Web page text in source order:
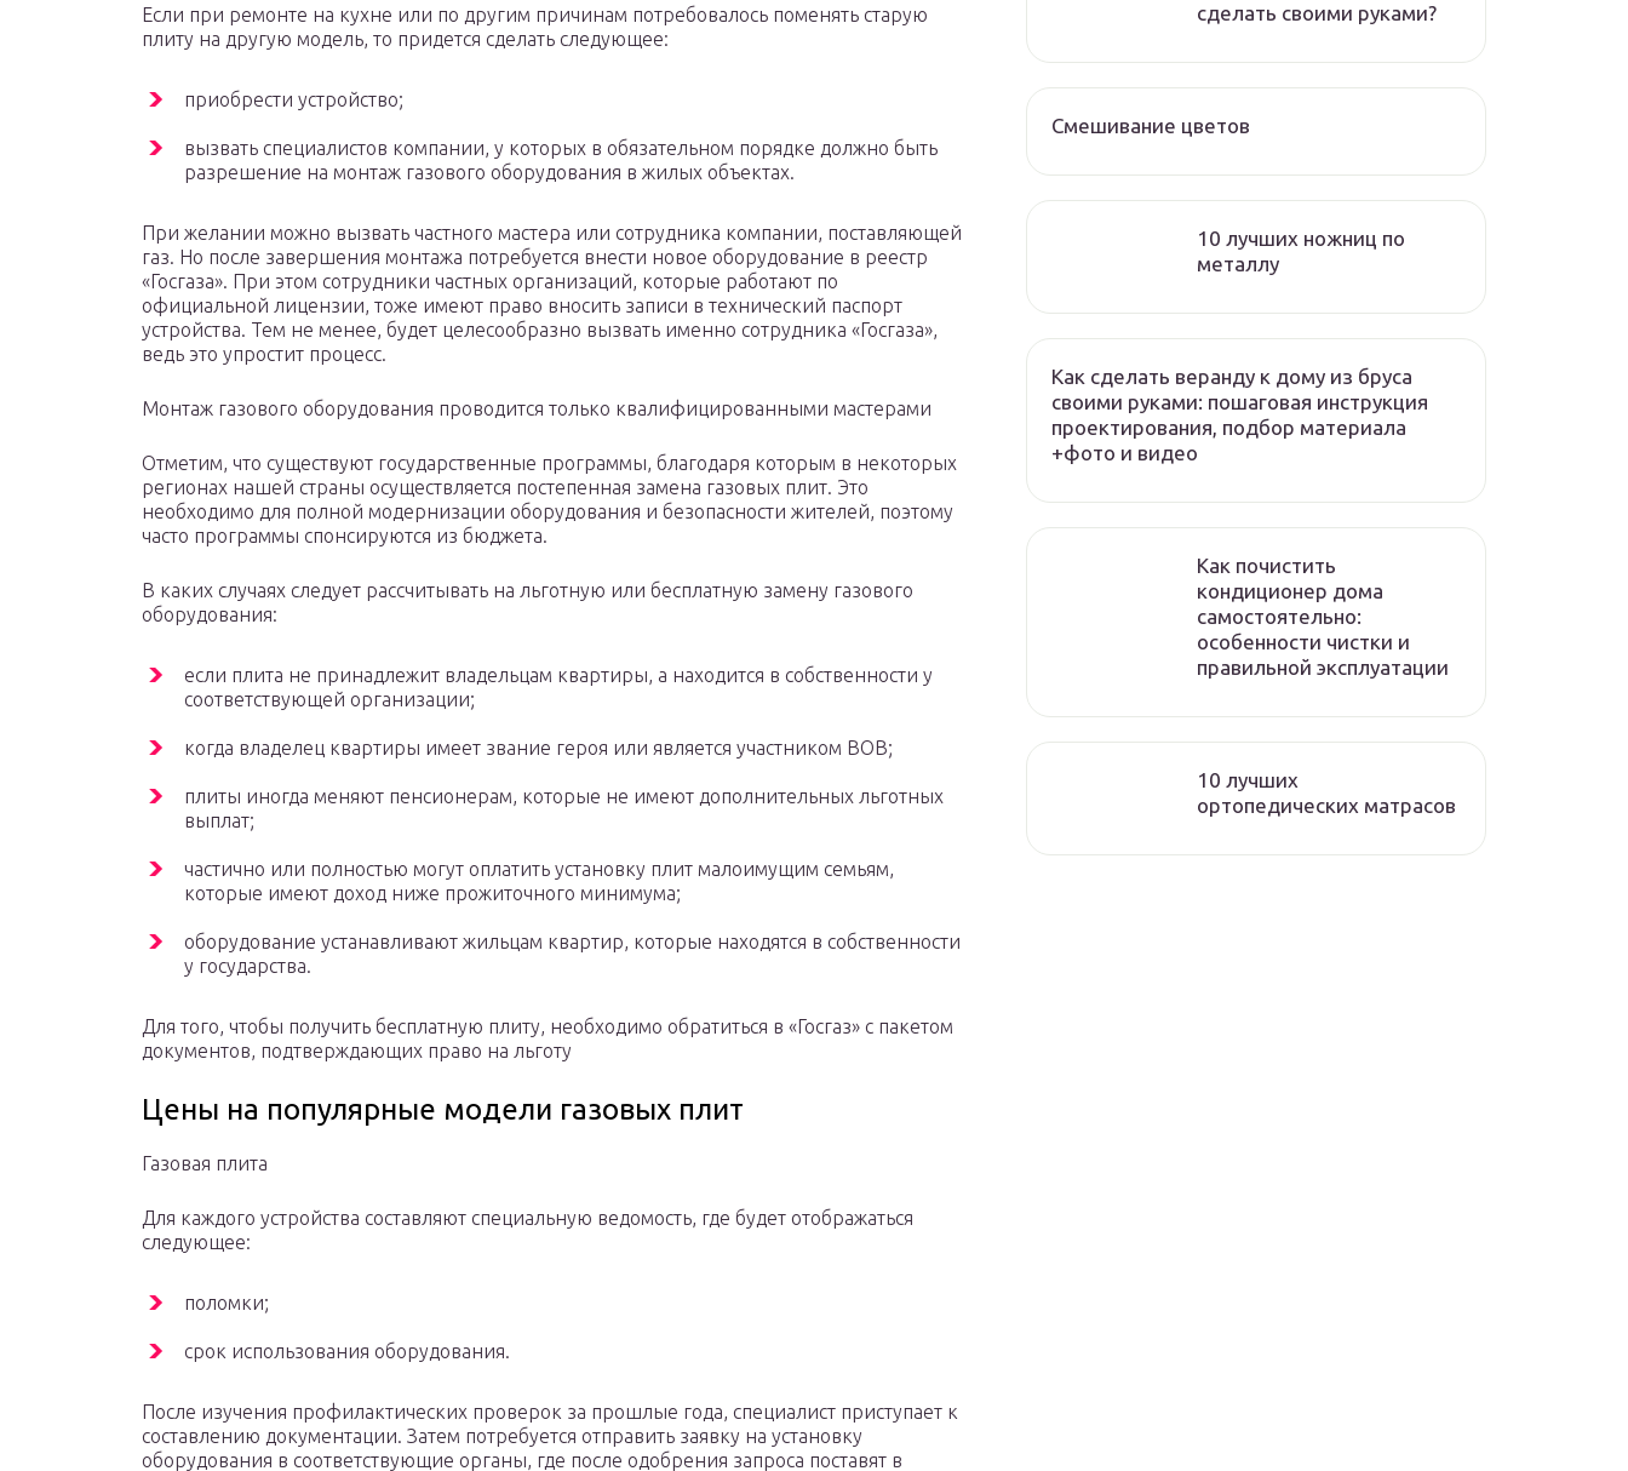
Если при ремонте на кухне или по другим причинам потребовалось поменять старую
плиту на другую модель, то придется сделать следующее:
приобрести устройство;
вызвать специалистов компании, у которых в обязательном порядке должно быть
разрешение на монтаж газового оборудования в жилых объектах.
При желании можно вызвать частного мастера или сотрудника компании, поставляющей
газ. Но после завершения монтажа потребуется внести новое оборудование в реестр
«Госгаза». При этом сотрудники частных организаций, которые работают по
официальной лицензии, тоже имеют право вносить записи в технический паспорт
устройства. Тем не менее, будет целесообразно вызвать именно сотрудника «Госгаза»,
ведь это упростит процесс.
Монтаж газового оборудования проводится только квалифицированными мастерами
Отметим, что существуют государственные программы, благодаря которым в некоторых
регионах нашей страны осуществляется постепенная замена газовых плит. Это
необходимо для полной модернизации оборудования и безопасности жителей, поэтому
часто программы спонсируются из бюджета.
В каких случаях следует рассчитывать на льготную или бесплатную замену газового
оборудования:
если плита не принадлежит владельцам квартиры, а находится в собственности у
соответствующей организации;
когда владелец квартиры имеет звание героя или является участником ВОВ;
плиты иногда меняют пенсионерам, которые не имеют дополнительных льготных
выплат;
частично или полностью могут оплатить установку плит малоимущим семьям,
которые имеют доход ниже прожиточного минимума;
оборудование устанавливают жильцам квартир, которые находятся в собственности
у государства.
Для того, чтобы получить бесплатную плиту, необходимо обратиться в «Госгаз» с пакетом
документов, подтверждающих право на льготу
Цены на популярные модели газовых плит
Газовая плита
Для каждого устройства составляют специальную ведомость, где будет отображаться
следующее:
поломки;
срок использования оборудования.
После изучения профилактических проверок за прошлые года, специалист приступает к
составлению документации. Затем потребуется отправить заявку на установку
оборудования в соответствующие органы, где после одобрения запроса поставят в
сделать своими руками?
Смешивание цветов
10 лучших ножниц по
металлу
Как сделать веранду к дому из бруса
своими руками: пошаговая инструкция
проектирования, подбор материала
+фото и видео
Как почистить
кондиционер дома
самостоятельно:
особенности чистки и
правильной эксплуатации
10 лучших
ортопедических матрасов